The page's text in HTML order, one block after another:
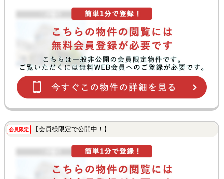
会員限定 【会員様限定で公開中！】